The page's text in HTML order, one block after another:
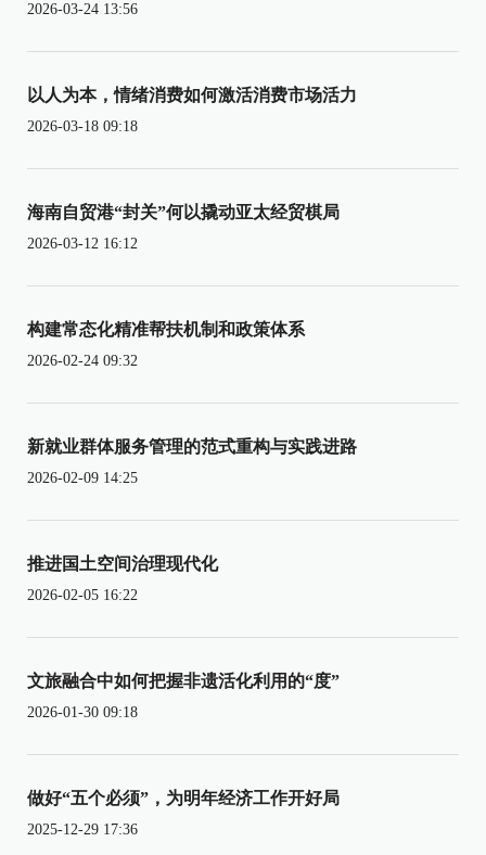
2026-03-24 13:56
以人为本，情绪消费如何激活消费市场活力
2026-03-18 09:18
海南自贸港“封关”何以撬动亚太经贸棋局
2026-03-12 16:12
构建常态化精准帮扶机制和政策体系
2026-02-24 09:32
新就业群体服务管理的范式重构与实践进路
2026-02-09 14:25
推进国土空间治理现代化
2026-02-05 16:22
文旅融合中如何把握非遗活化利用的“度”
2026-01-30 09:18
做好“五个必须”，为明年经济工作开好局
2025-12-29 17:36